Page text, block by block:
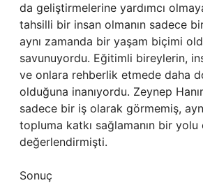
da geliştirmelerine yardımcı
tahsilli bir insan olmanın sadece
aynı zamanda bir yaşam biçimi
savunuyordu. Eğitimli bireylerin,
ve onlara rehberlik etmede daha
olduğuna inanıyordu. Zeynep
sadece bir iş olarak görmemiş,
topluma katkı sağlamanın bir yolu
değerlendirmişti.
Sonuç